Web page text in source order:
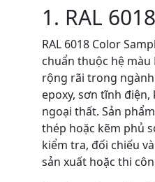
1. RAL
RAL 6018 Color
chuẩn thuộc hệ màu
rộng rãi trong
epoxy, sơn tĩnh
ngoại thất. Sản
thép hoặc kẽm phủ
kiểm tra, đối chiếu
sản xuất hoặc thi